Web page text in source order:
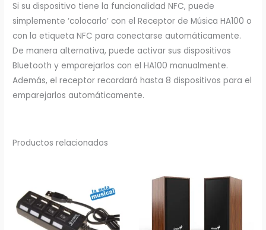
Si su dispositivo tiene la funcionalidad NFC, puede
simplemente ‘colocarlo’ con el Receptor de Música HA100 o
con la etiqueta NFC para conectarse automáticamente.
De manera alternativa, puede activar sus dispositivos
Bluetooth y emparejarlos con el HA100 manualmente.
Además, el receptor recordará hasta 8 dispositivos para el
emparejarlos automáticamente.
Productos relacionados